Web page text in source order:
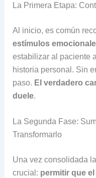
La Primera Etapa:
Al inicio, es común
estímulos
estabilizar al paciente
historia personal. Sin
paso. El verdadero
duele.
La Segunda Fase:
Transformarlo
Una vez consolidada
crucial: permitir que